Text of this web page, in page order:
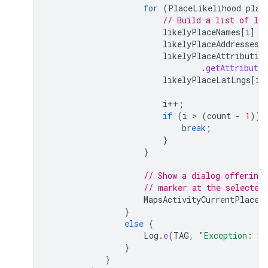
for (PlaceLikelihood
// Build a list of
likelyPlaceNames[i ]
likelyPlaceAddresses
.
likelyPlaceLatLngs[i
i++ ;
if (i > (count - 1 ))
break ;
}
}
// Show a dialog
// marker at the selected
MapsActivityCurrentPlace
}
else {
Log . e(TAG,
"Exception:
}
}